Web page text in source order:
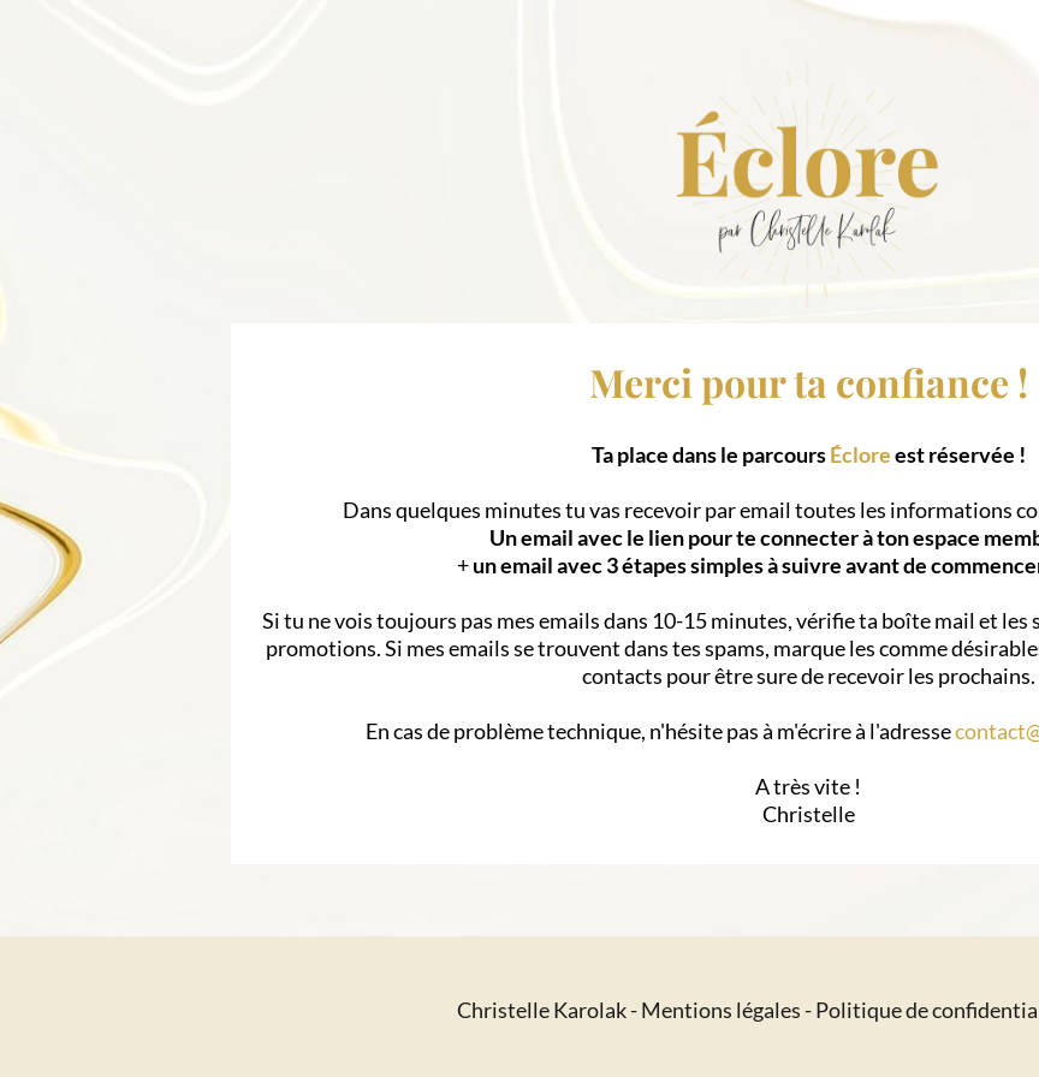
Merci pour ta confiance !
Ta place dans le parcoursÉcloreest réservée !
Dans quelques minutes tu vas recevoir par email toutes les informations
Un email avec le lien pour te connecter à ton espace
+un email avec 3 étapes simples à suivre avant de
Si tu ne vois toujours pas mes emails dans 10-15 minutes, vérifie ta boîte mail et
promotions. Si mes emails se trouvent dans tes spams, marque les comme
contacts pour être sure de recevoir les prochains.
En cas de problème technique, n'hésite pas à m'écrire à l'adresse
A très vite !
Christelle
Christelle Karolak -Mentions légales -Politique de